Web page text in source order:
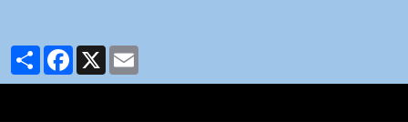
PartagerFacebook
X